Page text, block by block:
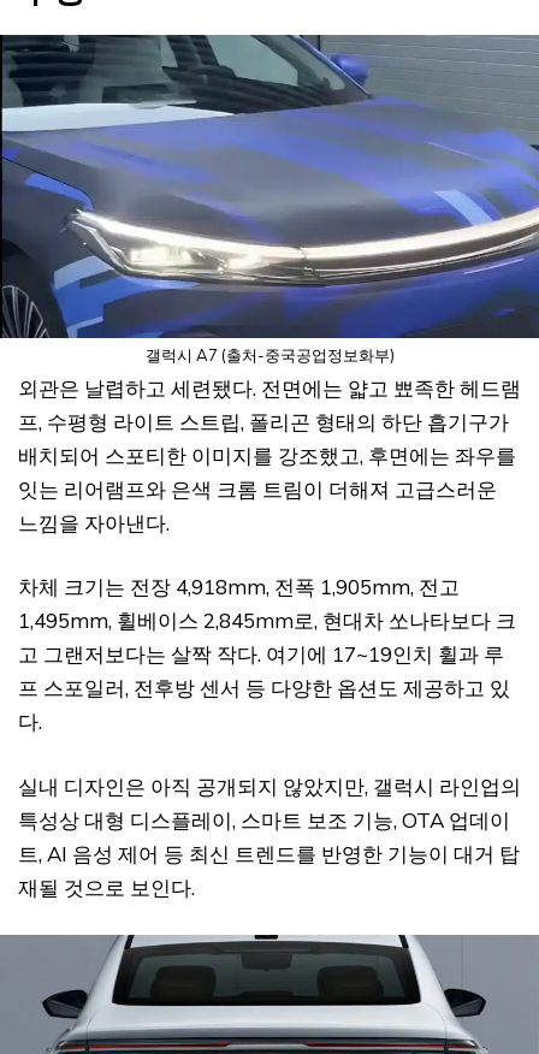
갤럭시 A7 (출처-중국공업정보화부)
외관은 날렵하고 세련됐다. 전면에는 얇고 뾰족한 헤드램
프, 수평형 라이트 스트립, 폴리곤 형태의 하단 흡기구가
배치되어 스포티한 이미지를 강조했고, 후면에는 좌우를
잇는 리어램프와 은색 크롬 트림이 더해져 고급스러운
느낌을 자아낸다.
차체 크기는 전장 4,918mm, 전폭 1,905mm, 전고
1,495mm, 휠베이스 2,845mm로, 현대차 쏘나타보다 크
고 그랜저보다는 살짝 작다. 여기에 17~19인치 휠과 루
프 스포일러, 전후방 센서 등 다양한 옵션도 제공하고 있
다.
실내 디자인은 아직 공개되지 않았지만, 갤럭시 라인업의
특성상 대형 디스플레이, 스마트 보조 기능, OTA 업데이
트, AI 음성 제어 등 최신 트렌드를 반영한 기능이 대거 탑
재될 것으로 보인다.